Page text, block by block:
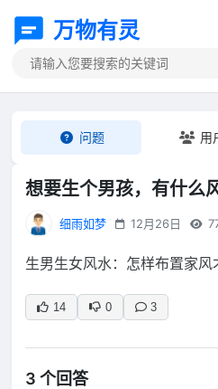
万物有灵
问题 用
想要生个男孩，有什么
细雨如梦 12月26日
生男生女风水：怎样布置家风
14 0 3
3 个回答